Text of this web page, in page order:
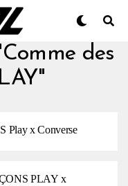
des
Play x Converse
PLAY x